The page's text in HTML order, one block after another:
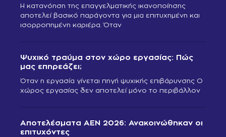
Η κατανόηση της επαγγελματικής ικανοποίησης
αποτελεί βασικό παράγοντα για μια επιτυχημένη και
ισορροπημένη καριέρα. Όταν
Ψυχικό τραύμα στον χώρο εργασίας: Πώς
μας επηρεάζει;
Όταν η εργασία γίνεται πηγή ψυχικής επιβάρυνσης Ο
χώρος εργασίας δεν αποτελεί μόνο το περιβάλλον
Αποτελέσματα ΑΕΝ 2026: Ανακοινώθηκαν οι
επιτυχόντες